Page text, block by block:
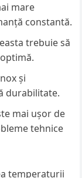
mare
constantă.
trebuie să
și
durabilitate.
mai ușor de
tehnice
temperaturii